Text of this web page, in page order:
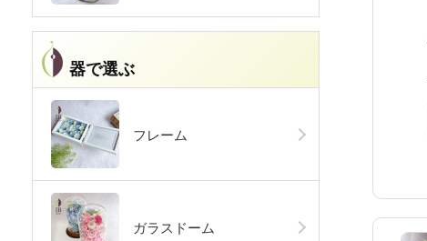
器で選ぶ
フレーム
ガラスドーム